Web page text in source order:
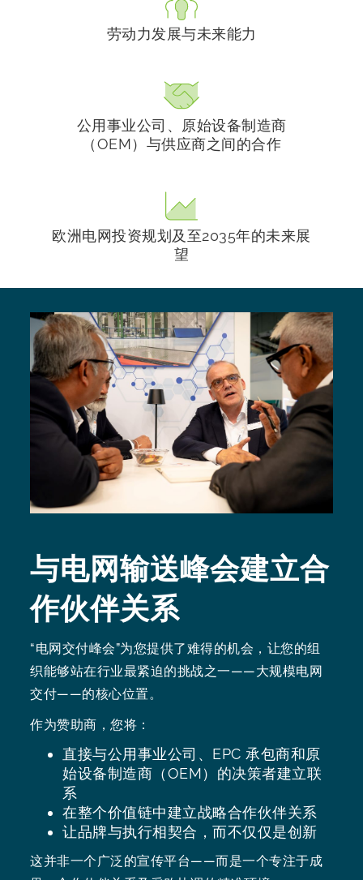
劳动力发展与未来能力
公用事业公司、原始设备制造商
（OEM）与供应商之间的合作
欧洲电网投资规划及至2035年的未来展
望
与电网输送峰会建立合
作伙伴关系
“电网交付峰会”为您提供了难得的机会，让您的组
织能够站在行业最紧迫的挑战之一——大规模电网
交付——的核心位置。
作为赞助商，您将：
直接与公用事业公司、EPC 承包商和原
始设备制造商（OEM）的决策者建立联
系
在整个价值链中建立战略合作伙伴关系
让品牌与执行相契合，而不仅仅是创新
这并非一个广泛的宣传平台——而是一个专注于成